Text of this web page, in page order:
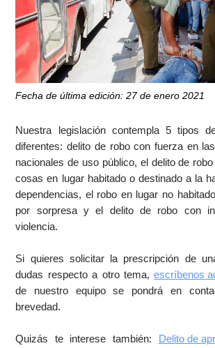
Fecha de última edición: 27 de enero 2021
Nuestra legislación contempla 5 tipos
diferentes: delito de robo con fuerza en
nacionales de uso público, el delito de
cosas en lugar habitado o destinado a la
dependencias, el robo en lugar no
por sorpresa y el delito de robo con
violencia.
Si quieres solicitar la prescripción de
dudas respecto a otro tema, escríbenos
de nuestro equipo se pondrá en
brevedad.
Quizás te interese también: Delito de